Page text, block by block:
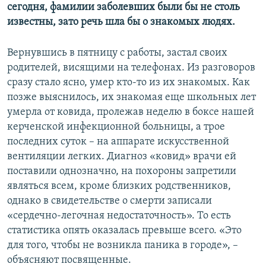
сегодня, фамилии заболевших были бы не столь
известны, зато речь шла бы о знакомых людях.
Вернувшись в пятницу с работы, застал своих
родителей, висящими на телефонах. Из разговоров
сразу стало ясно, умер кто-то из их знакомых. Как
позже выяснилось, их знакомая еще школьных лет
умерла от ковида, пролежав неделю в боксе нашей
керченской инфекционной больницы, а трое
последних суток – на аппарате искусственной
вентиляции легких. Диагноз «ковид» врачи ей
поставили однозначно, на похороны запретили
являться всем, кроме близких родственников,
однако в свидетельстве о смерти записали
«сердечно-легочная недостаточность». То есть
статистика опять оказалась превыше всего. «Это
для того, чтобы не возникла паника в городе», –
объясняют посвященные.